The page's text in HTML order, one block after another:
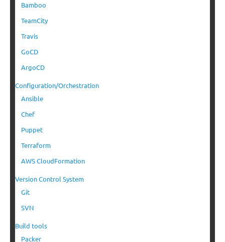
Bamboo
TeamCity
Travis
GoCD
ArgoCD
Configuration/Orchestration
Ansible
Chef
Puppet
Terraform
AWS CloudFormation
Version Control System
Git
SVN
Build tools
Packer